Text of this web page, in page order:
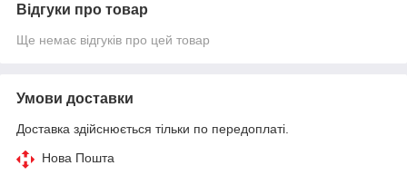
Відгуки про товар
Ще немає відгуків про цей товар
Умови доставки
Доставка здійснюється тільки по передоплаті.
Нова Пошта